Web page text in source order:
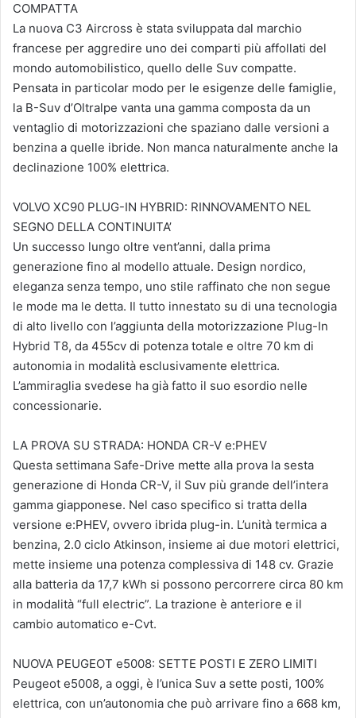
COMPATTA
La nuova C3 Aircross è stata sviluppata dal marchio
francese per aggredire uno dei comparti più affollati del
mondo automobilistico, quello delle Suv compatte.
Pensata in particolar modo per le esigenze delle famiglie,
la B-Suv d’Oltralpe vanta una gamma composta da un
ventaglio di motorizzazioni che spaziano dalle versioni a
benzina a quelle ibride. Non manca naturalmente anche la
declinazione 100% elettrica.
VOLVO XC90 PLUG-IN HYBRID: RINNOVAMENTO NEL
SEGNO DELLA CONTINUITA’
Un successo lungo oltre vent’anni, dalla prima
generazione fino al modello attuale. Design nordico,
eleganza senza tempo, uno stile raffinato che non segue
le mode ma le detta. Il tutto innestato su di una tecnologia
di alto livello con l’aggiunta della motorizzazione Plug-In
Hybrid T8, da 455cv di potenza totale e oltre 70 km di
autonomia in modalità esclusivamente elettrica.
L’ammiraglia svedese ha già fatto il suo esordio nelle
concessionarie.
LA PROVA SU STRADA: HONDA CR-V e:PHEV
Questa settimana Safe-Drive mette alla prova la sesta
generazione di Honda CR-V, il Suv più grande dell’intera
gamma giapponese. Nel caso specifico si tratta della
versione e:PHEV, ovvero ibrida plug-in. L’unità termica a
benzina, 2.0 ciclo Atkinson, insieme ai due motori elettrici,
mette insieme una potenza complessiva di 148 cv. Grazie
alla batteria da 17,7 kWh si possono percorrere circa 80 km
in modalità “full electric”. La trazione è anteriore e il
cambio automatico e-Cvt.
NUOVA PEUGEOT e5008: SETTE POSTI E ZERO LIMITI
Peugeot e5008, a oggi, è l’unica Suv a sette posti, 100%
elettrica, con un’autonomia che può arrivare fino a 668 km,